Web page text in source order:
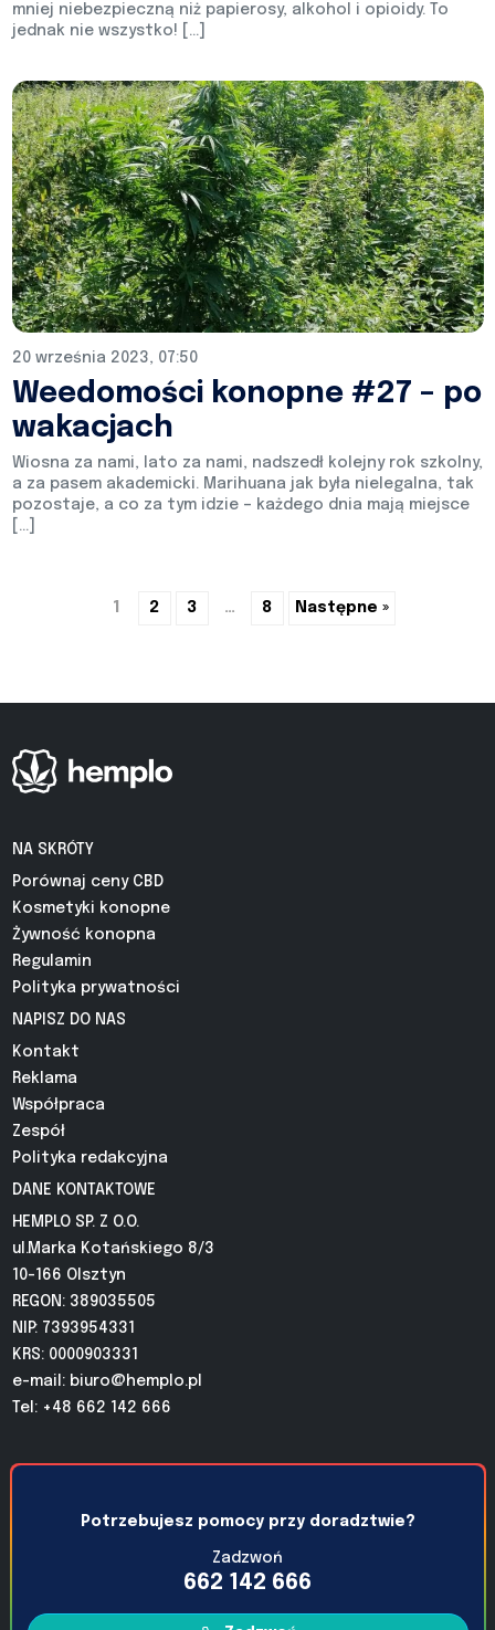
mniej niebezpieczną niż papierosy, alkohol i opioidy. To
jednak nie wszystko! […]
20 września 2023, 07:50
Weedomości konopne #27 – po
wakacjach
Wiosna za nami, lato za nami, nadszedł kolejny rok szkolny,
a za pasem akademicki. Marihuana jak była nielegalna, tak
pozostaje, a co za tym idzie – każdego dnia mają miejsce
[…]
1 2 3 … 8 Następne »
NA SKRÓTY
Porównaj ceny CBD
Kosmetyki konopne
Żywność konopna
Regulamin
Polityka prywatności
NAPISZ DO NAS
Kontakt
Reklama
Współpraca
Zespół
Polityka redakcyjna
DANE KONTAKTOWE
HEMPLO SP. Z O.O.
ul.Marka Kotańskiego 8/3
10-166 Olsztyn
REGON: 389035505
NIP: 7393954331
KRS: 0000903331
e-mail: biuro@hemplo.pl
Tel: +48 662 142 666
Potrzebujesz pomocy przy doradztwie?
Zadzwoń
662 142 666